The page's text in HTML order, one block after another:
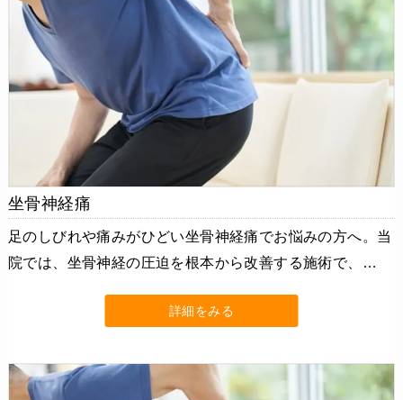
坐骨神経痛
足のしびれや痛みがひどい坐骨神経痛でお悩みの方へ。当
院では、坐骨神経の圧迫を根本から改善する施術で、…
詳細をみる